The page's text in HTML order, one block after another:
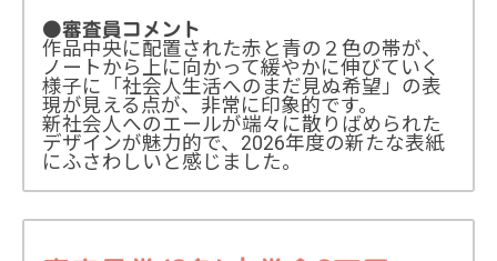
●審査員コメント
作品中央に配置された赤と青の２色の帯が、
ノートから上に向かって緩やかに伸びていく
様子に「社会人生活へのまだ見ぬ希望」の表
現が見える点が、非常に印象的です。
新社会人へのエールが端々に散りばめられた
デザインが魅力的で、2026年度の新たな表紙
にふさわしいと感じました。